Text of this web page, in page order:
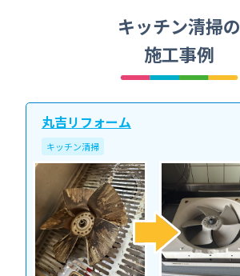
キッチン清掃の
施工事例
丸吉リフォーム
キッチン清掃